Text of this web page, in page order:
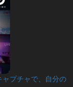
プチャで、自分の